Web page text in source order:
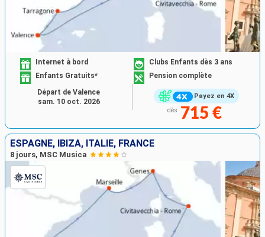
Payez en 4X
Internet à bord
Clubs Enfants dès 3 ans
Enfants Gratuits*
Pension complète
dès 715 €
Départ de Valence
sam. 10 oct. 2026
ESPAGNE, IBIZA, ITALIE, FRANCE
8 jours, MSC Musica